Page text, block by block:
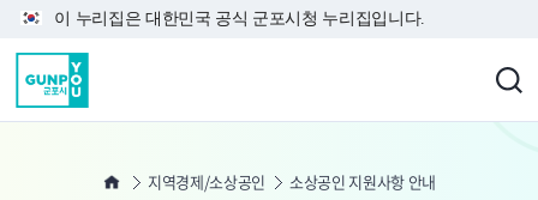
본문 바로가기
이 누리집은 대한민국 공식 군포시청 누리집입니다.
지역경제/소상공인 소상공인 지원사항 안내